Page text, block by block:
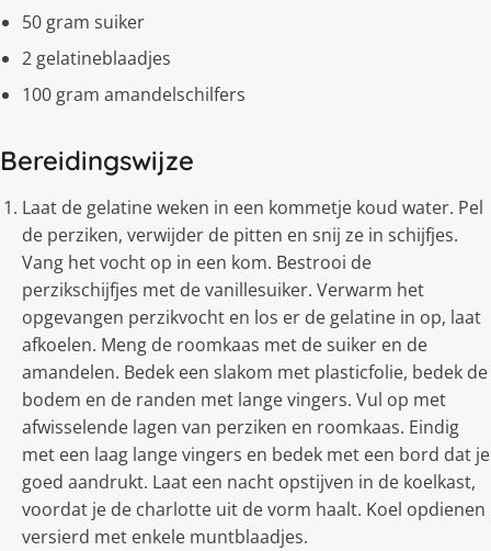
50 gram suiker
2 gelatineblaadjes
100 gram amandelschilfers
Bereidingswijze
Laat de gelatine weken in een kommetje koud water. Pel
de perziken, verwijder de pitten en snij ze in schijfjes.
Vang het vocht op in een kom. Bestrooi de
perzikschijfjes met de vanillesuiker. Verwarm het
opgevangen perzikvocht en los er de gelatine in op, laat
afkoelen. Meng de roomkaas met de suiker en de
amandelen. Bedek een slakom met plasticfolie, bedek de
bodem en de randen met lange vingers. Vul op met
afwisselende lagen van perziken en roomkaas. Eindig
met een laag lange vingers en bedek met een bord dat je
goed aandrukt. Laat een nacht opstijven in de koelkast,
voordat je de charlotte uit de vorm haalt. Koel opdienen
versierd met enkele muntblaadjes.